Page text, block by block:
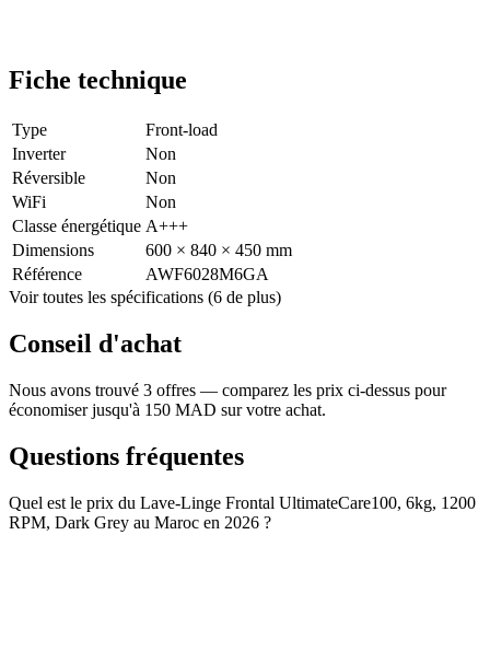
Fiche technique
Type
Front-load
Inverter
Non
Réversible
Non
WiFi
Non
Classe énergétique A+++
Dimensions
600 × 840 × 450 mm
Référence
AWF6028M6GA
Voir toutes les spécifications (6 de plus)
Conseil d'achat
Nous avons trouvé 3 offres — comparez les prix ci-dessus pour
économiser jusqu'à 150 MAD sur votre achat.
Questions fréquentes
Quel est le prix du Lave-Linge Frontal UltimateCare100, 6kg, 1200
RPM, Dark Grey au Maroc en 2026 ?